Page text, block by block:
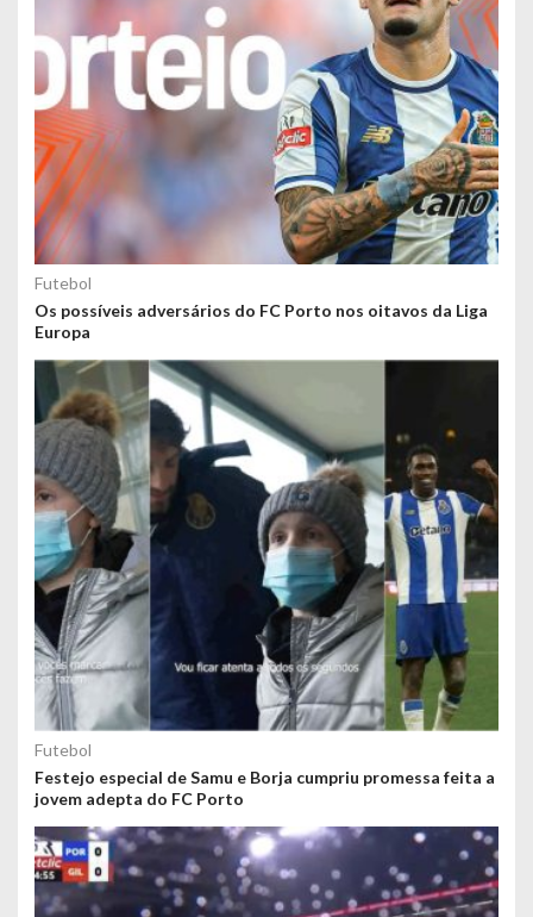
Futebol
Os possíveis adversários do FC Porto nos oitavos da Liga
Europa
Futebol
Festejo especial de Samu e Borja cumpriu promessa feita a
jovem adepta do FC Porto